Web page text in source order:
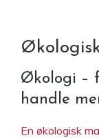
Økologi –
handle
En økologisk